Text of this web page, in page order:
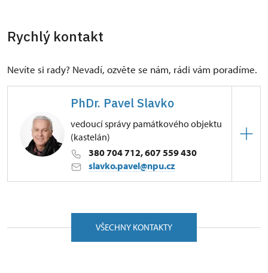
Rychlý kontakt
Nevíte si rady? Nevadí, ozvěte se nám, rádi vám poradíme.
PhDr. Pavel Slavko
vedoucí správy památkového objektu
(kastelán)
380 704 712, 607 559 430
slavko.pavel@npu.cz
Zámek 59/, Český Krumlov 38101
VŠECHNY KONTAKTY